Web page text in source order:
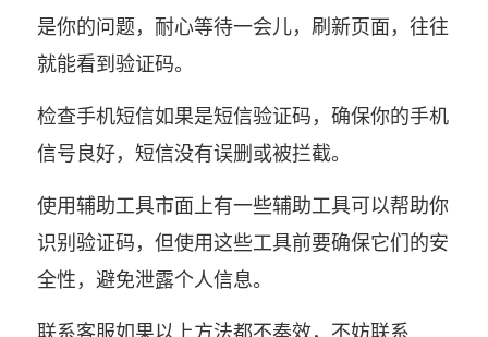
是你的问题，耐心等待一会儿，刷新页面，往往
就能看到验证码。
检查手机短信如果是短信验证码，确保你的手机
信号良好，短信没有误删或被拦截。
使用辅助工具市面上有一些辅助工具可以帮助你
识别验证码，但使用这些工具前要确保它们的安
全性，避免泄露个人信息。
联系客服如果以上方法都不奏效，不妨联系